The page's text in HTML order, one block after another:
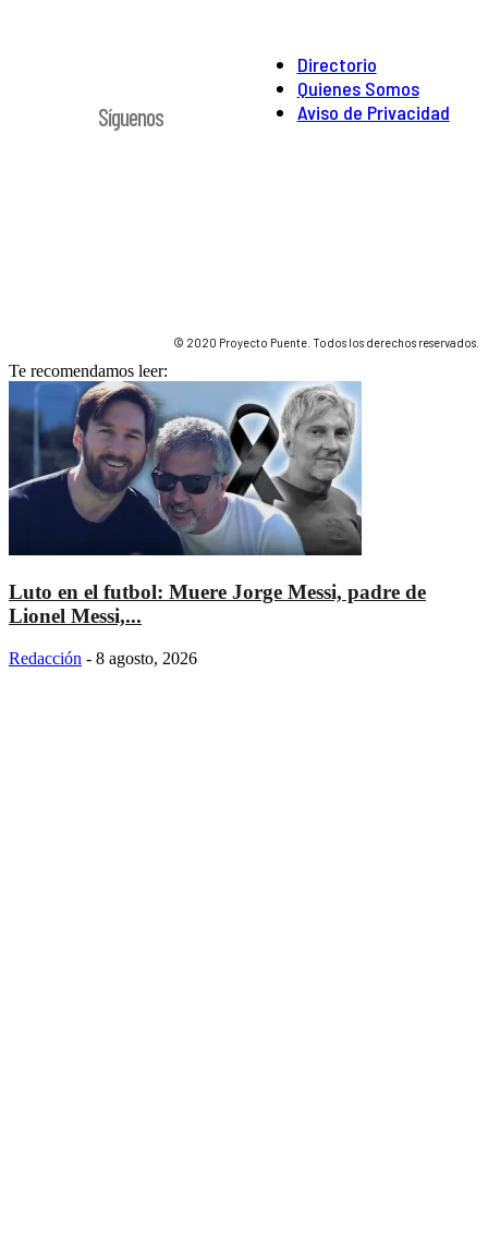
Directorio
Quienes Somos
Aviso de Privacidad
Síguenos
© 2020 Proyecto Puente. Todos los derechos reservados.
Te recomendamos leer:
Luto en el futbol: Muere Jorge Messi, padre de
Lionel Messi,...
Redacción - 8 agosto, 2026